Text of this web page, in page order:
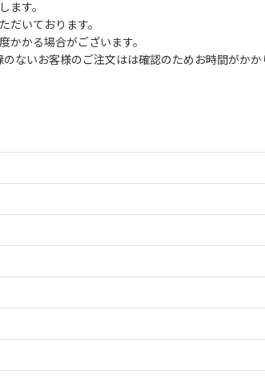
ます。
だいております。
かかる場合がございます。
ないお客様のご注文はは確認のためお時間がかか